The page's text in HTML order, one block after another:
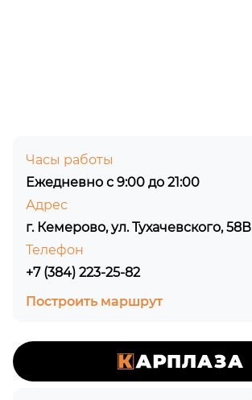
Часы работы
Ежедневно с 9:00 до 21:00
Адрес
г. Кемерово, ул. Тухачевского, 58В
Телефон
+7 (384) 223-25-82
Построить маршрут